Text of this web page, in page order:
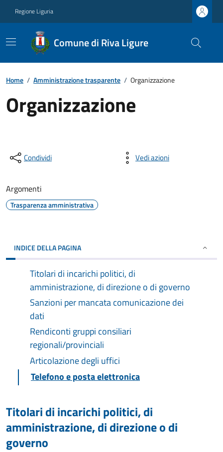
Regione Liguria
Comune di Riva Ligure
Home / Amministrazione trasparente / Organizzazione
Organizzazione
Condividi Vedi azioni
Argomenti
Trasparenza amministrativa
INDICE DELLA PAGINA
Titolari di incarichi politici, di
amministrazione, di direzione o di governo
Sanzioni per mancata comunicazione dei
dati
Rendiconti gruppi consiliari
regionali/provinciali
Articolazione degli uffici
Telefono e posta elettronica
Titolari di incarichi politici, di
amministrazione, di direzione o di
governo